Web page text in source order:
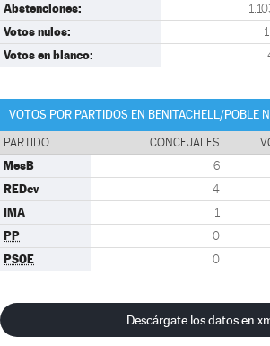
Abstenciones:
Votos nulos:
Votos en blanco:
VOTOS POR PARTIDOS EN BENITACHELL/POBLE
PARTIDO CONCEJALES
MesB 6
REDcv 4
IMA 1
PP 0
PSOE 0
Descárgate los datos en